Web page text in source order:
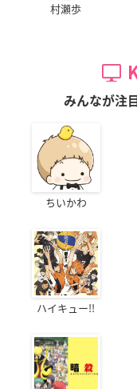
村瀬歩
みんなが注
ちいかわ
ハイキュー!!